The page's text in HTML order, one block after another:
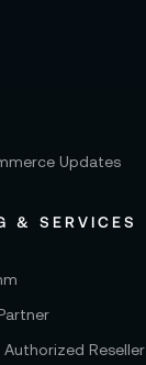
Updates
& SERVICES
Reseller